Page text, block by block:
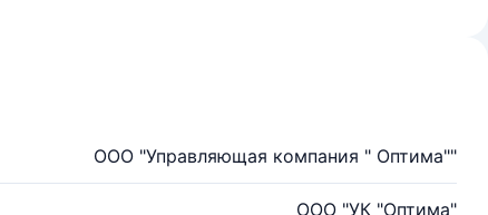
ООО "Управляющая компания " Оптима""
ООО "УК "Оптима"